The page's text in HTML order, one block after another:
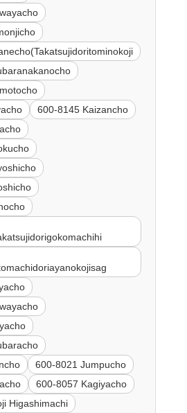
600-8145 Kaizancho
600-8021 Jumpucho
600-8057 Kagiyacho
Higashimachi